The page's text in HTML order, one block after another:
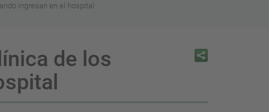
ingresan en el hospital
de los